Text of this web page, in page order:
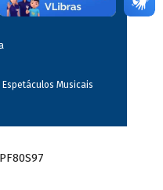
Musicais